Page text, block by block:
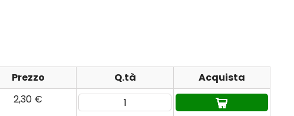
Prezzo Q.tà
Acquista
2,30 €